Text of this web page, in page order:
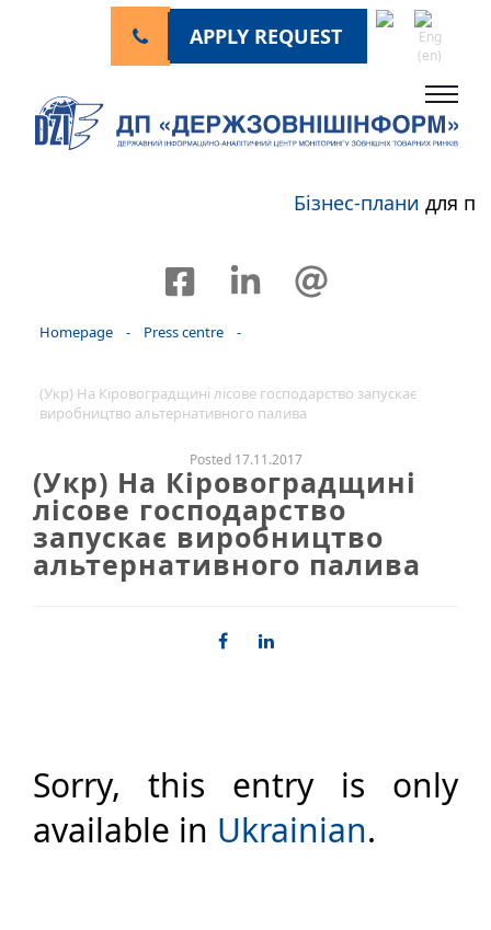
APPLY REQUEST
Бізнес-планидля
Homepage - Press centre -
(Укр) На Кіровоградщині лісове господарство запускає
виробництво альтернативного палива
Posted 17.11.2017
(Укр) На Кіровоградщині
лісове господарство
запускає виробництво
альтернативного палива
Sorry, this entry is only
available in Ukrainian.